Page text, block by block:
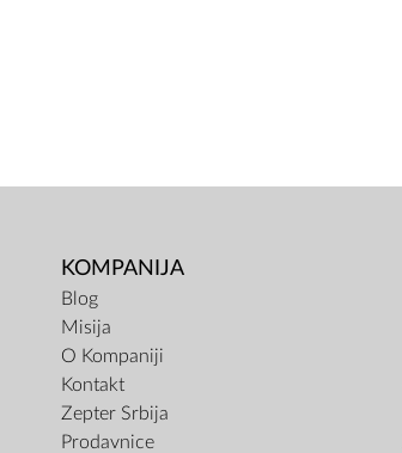
KOMPANIJA
Blog
Misija
O Kompaniji
Kontakt
Zepter Srbija
Prodavnice